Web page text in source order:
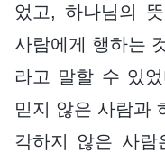
었고, 하나님의
사람에게 행하는
라고 말할 수 있
믿지 않은 사람과
각하지 않은 사람